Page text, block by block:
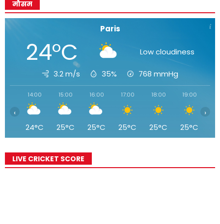
मौसम
Paris
24°C Low cloudiness
3.2 m/s 35% 768mmHg
14:00
24°C
15:00
25°C
16:00
25°C
17:00
25°C
18:00
25°C
19:00
25°C
‹ ›
LIVE CRICKET SCORE